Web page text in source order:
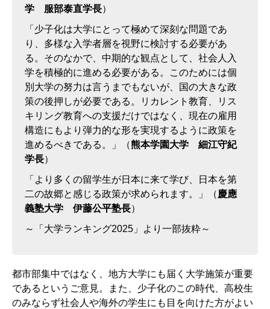
学 服部泰直学長）
「少子化は大学にとって極めて深刻な問題であ
り、多様な入学者層を視野に検討する必要があ
る。そのなかで、中期的な観点として、社会人入
学を積極的に進める必要がある。このためには個
別大学の努力は言うまでもないが、国の大きな政
策の後押しが必要である。リカレント教育、リス
キリング教育への支援だけではなく、現在の雇用
構造にもより弾力的な形を実現するように政策を
進めるべきである。」（熊本学園大学 細江守紀
学長）
「より多くの留学生が日本に来て学び、日本を第
二の故郷と感じる政策が求められます。」（ 慶應
義塾大学 伊藤公平塾長）
～「大学ランキング2025」より一部抜粋～
都市部集中ではなく、地方大学にも届く大学施策が重要
であるというご意見。また、少子化のこの時代、高校生
のみならず社会人や海外の学生にも目を向けた方がよい